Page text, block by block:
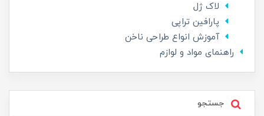
لاک ژل
پارافین تراپی
آموزش انواع طراحی ناخن
راهنمای مواد و لوازم
جستجو